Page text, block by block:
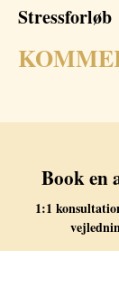
Stressforløb
Book en
1:1